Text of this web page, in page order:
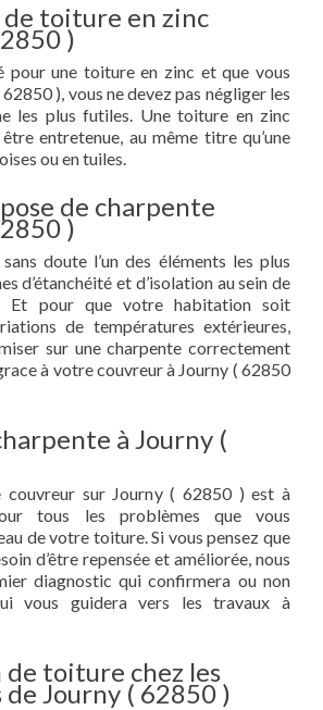
toiture en zinc
)
pour une toiture en zinc et que vous
), vous ne devez pas négliger les
les plus futiles. Une toiture en zinc
entretenue, au même titre qu’une
ou en tuiles.
de charpente
)
doute l’un des éléments les plus
d’étanchéité et d’isolation au sein de
Et pour que votre habitation soit
de températures extérieures,
sur une charpente correctement
à votre couvreur à Journy ( 62850
à Journy (
couvreur sur Journy ( 62850 ) est à
tous les problèmes que vous
de votre toiture. Si vous pensez que
d’être repensée et améliorée, nous
diagnostic qui confirmera ou non
vous guidera vers les travaux à
de toiture chez les
Journy ( 62850 )